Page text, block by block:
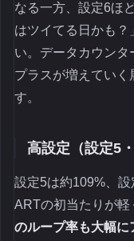
なる一方、設定6ほ
はツイてる日かも？
い。データカウンタ
プラスが増えてい
す。
高設定（設定5
設定5は約109%、
ARTの初当たりが軽
のループ率も大幅に